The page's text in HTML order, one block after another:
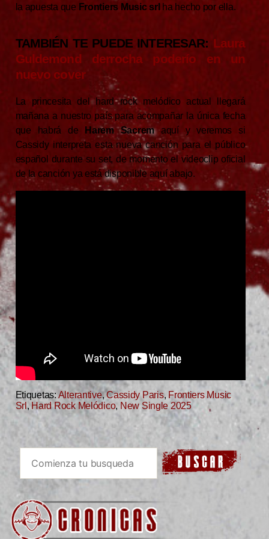
la apuesta que Frontiers Music srl ha hecho por ella.
TAMBIÉN TE PUEDE INTERESAR: Laura
Guldemond derrocha poderío en un
nuevo cover
La princesita del hard rock melódico actual llegará
mañana a nuestro país para acompañar la única fecha
que habrá de
Harem Sacremaquí y veremos si
Cassidy interpreta esta nueva canción para el público
español durante su set, de momento el videoclip oficial
de la canción ya está disponible aquí abajo.
Etiquetas: Alterantive,Cassidy Paris, Frontiers Music
Srl, Hard Rock Melódico, New Single 2025